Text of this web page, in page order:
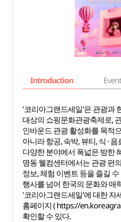
Introduction
'코리아그랜드세일'은 관광과
대상의 쇼핑문화관광축제로,
인바운드 관광 활성화를 목적
아니라 항공, 숙박, 뷰티, 식 ·
다양한 분야에서 폭넓은 방한
명동 웰컴센터에서는 관광 편
정보, 체험 이벤트 등을 즐길
행사를 넘어 한국의 문화와 매
'코리아그랜드세일'에 대한 자
홈페이지 (https://
확인할 수 있다.